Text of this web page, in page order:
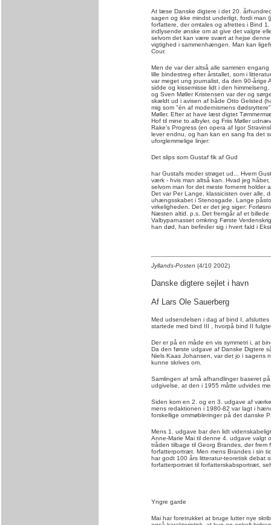
At læse Danske digtere i det 20.
sagen og ikke mindst underligt, fordi man
forfattere, der omtales og afrettes i Bind
indlysende ønske om at give det valgte
selvom det kan være svært at hejse
vigtighed i sammenhængen. Man kan
Cour.
Men de var der altså alle sammen
lille bindestreg efter årstallet, som i
var meget ung journalist, da den 90-årige
sidde og kissemisse lidt i den
og Sven Møller Kristensen var der og
skældt ud i avisen af både Otto Gelsted
mig som "én af modernismens
Møller. Efter at have læst digtet
Hof til mine to albyler, og Friis Møller
Rake's Progress (en opera af Igor
lever endnu, og han kan en sang fra det
uforglemmelige linjer:
Det slips som Gustaf fik af Gud
har Gustafs moder strøget ud... Hvem
værk - hvis man altså kan. Hvad jeg
selvom man for det meste fornemt holder
Det var Per Lange, klassicisten over alle,
uhængsskabet i Stenosgade. Lange
virkeligheden. Det er det jeg siger:
Næsten altid. p.s. Det fremgår af et
Valbyparnasset omkring Første
han død, han befinder sig i hvert fald i
Jyllands-Posten (4/10 2002)
Danske digtere sejlet i havn
Af Lars Ole Sauerberg
Med udsendelsen i dag af bind I,
startede med bind III , hvorpå bind II
Der er på en måde en vis symmetri i, at
Da den første udgave af Danske Digtere
Niels Kaas Johansen, var det jo i sagens
kunne skrives om.
Samlingen af små afhandlinger baseret
udgivelse, at den i 1955 måtte udvides
Siden kom en 2. og en 3. udgave af
mens redaktionen i 1980-82 var lagt i
forskellige ommøbleringer på det danske
Mens 1. udgave bar den lidt
Anne-Marie Mai til denne 4. udgave valgt
tråden tilbage til Georg Brandes, der
forfatterportræt. Men mens Brandes i sin
har godt 100 års litteratur-teoretisk debat
forfatterportræt til forfatterskabsportræt,
Yngre garde
Mai har foretrukket at bruge lutter nye